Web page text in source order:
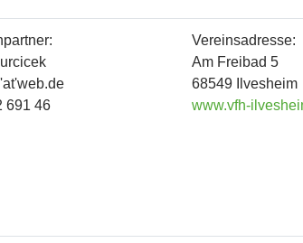
691 46
Vereinsadresse:
Am Freibad 5
68549 Ilvesheim
www.vfh-